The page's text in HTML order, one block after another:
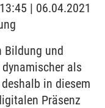
| 06.04.2021
Bildung und
als
in diesem
Präsenz